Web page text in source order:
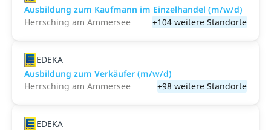
Ausbildung zum Kaufmann im Einzelhandel (m/w/d)
Herrsching am Ammersee
+104 weitere Standorte
EDEKA
Ausbildung zum Verkäufer (m/w/d)
Herrsching am Ammersee
+98 weitere Standorte
EDEKA